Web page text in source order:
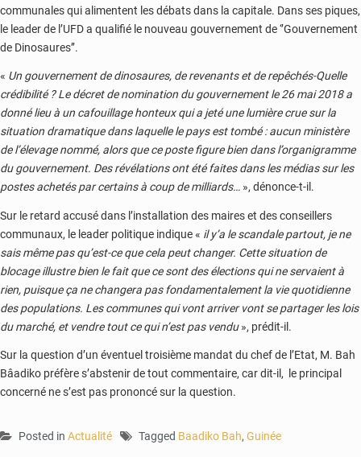
communales qui alimentent les débats dans la capitale. Dans ses piques,
le leader de l’UFD a qualifié le nouveau gouvernement de ‘’Gouvernement
de Dinosaures’’.
« Un gouvernement de dinosaures, de revenants et de repêchés-Quelle
crédibilité ? Le décret de nomination du gouvernement le 26 mai 2018 a
donné lieu à un cafouillage honteux qui a jeté une lumière crue sur la
situation dramatique dans laquelle le pays est tombé : aucun ministère
de l’élevage nommé, alors que ce poste figure bien dans l’organigramme
du gouvernement. Des révélations ont été faites dans les médias sur les
postes achetés par certains à coup de milliards… », dénonce-t-il.
Sur le retard accusé dans l’installation des maires et des conseillers
communaux, le leader politique indique « il y’a le scandale partout, je ne
sais même pas qu’est-ce que cela peut changer. Cette situation de
blocage illustre bien le fait que ce sont des élections qui ne servaient à
rien, puisque ça ne changera pas fondamentalement la vie quotidienne
des populations. Les communes qui vont arriver vont se partager les lois
du marché, et vendre tout ce qui n’est pas vendu», prédit-il.
Sur la question d’un éventuel troisième mandat du chef de l’Etat, M. Bah
Bâadiko préfère s’abstenir de tout commentaire, car dit-il, le principal
concerné ne s’est pas prononcé sur la question.
Posted in Actualité Tagged Baadiko Bah, Guinée